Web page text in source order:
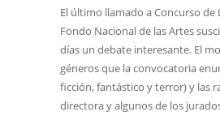
El último llamado a Concurso de
Fondo Nacional de las Artes
días un debate interesante. El
géneros que la convocatoria
ficción, fantástico y terror) y las
directora y algunos de los